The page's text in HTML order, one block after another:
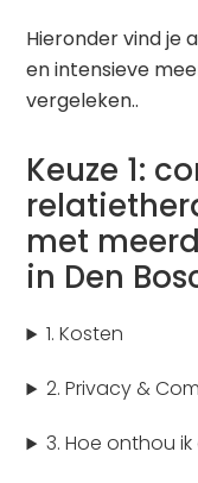
Hieronder vind je
en intensieve
vergeleken..
Keuze 1:
met
in Den
1. Kosten
2. Privacy &
3. Hoe onthou ik